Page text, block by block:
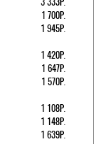
1 700Р.
1 945Р.
1 420Р.
1 647Р.
1 570Р.
1 108Р.
1 148Р.
1 639Р.